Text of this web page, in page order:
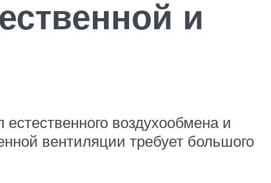
и
воздухообмена и
вентиляции требует большого